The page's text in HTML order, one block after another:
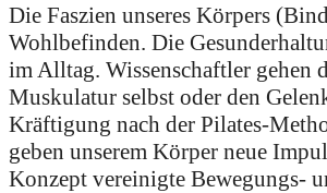
Die Faszien unseres Körpers
Wohlbefinden. Die
im Alltag. Wissenschaftler gehen
Muskulatur selbst oder den
Kräftigung nach der Pilates-
geben unserem Körper neue
Konzept vereinigte Bewegungs-